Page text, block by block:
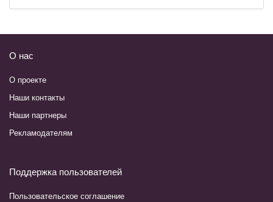
О нас
О проекте
Наши контакты
Наши партнеры
Рекламодателям
Поддержка пользователей
Пользовательское соглашение